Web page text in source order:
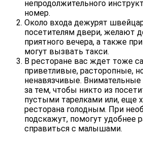
непродолжительного
номер.
Около входа дежурят
посетителям двери, желают
приятного вечера, а также
могут вызвать такси.
В ресторане вас ждет тоже
приветливые, расторопные,
ненавязчивые. Внимательные
за тем, чтобы никто из
пустыми тарелками или, еще
ресторана голодным. При
подскажут, помогут удобнее
справиться с малышами.